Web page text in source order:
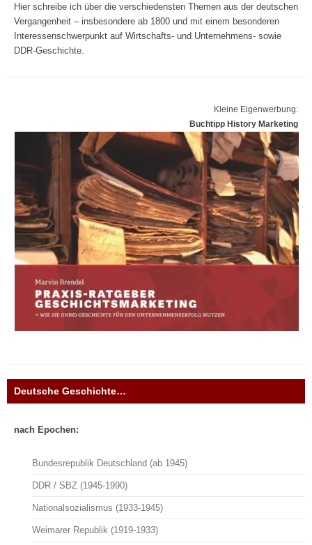
Hier schreibe ich über die verschiedensten Themen aus der deutschen
Vergangenheit – insbesondere ab 1800 und mit einem besonderen
Interessenschwerpunkt auf Wirtschafts- und Unternehmens- sowie
DDR-Geschichte.
Kleine Eigenwerbung:
Buchtipp History Marketing
Deutsche Geschichte…
nach Epochen:
Bundesrepublik Deutschland (ab 1945)
DDR / SBZ (1945-1990)
Nationalsozialismus (1933-1945)
Weimarer Republik (1919-1933)